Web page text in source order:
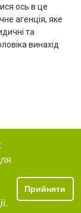
ось в це
агенція, яке
та
винахід
Прийняти